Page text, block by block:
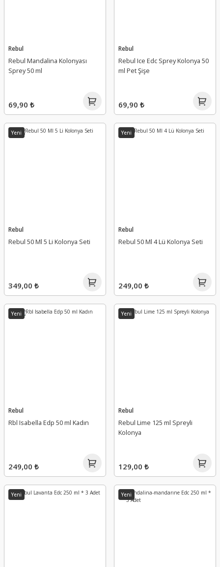
Rebul
Rebul Mandalina Kolonyası
Sprey 50 ml
69,90 ₺
Rebul
Rebul Ice Edc Sprey Kolonya 50
ml Pet Şişe
69,90 ₺
Yeni
Rebul
Rebul 50 Ml 5 Li Kolonya Seti
349,00 ₺
Yeni
Rebul
Rebul 50 Ml 4 Lü Kolonya Seti
249,00 ₺
Yeni
Rebul
Rbl Isabella Edp 50 ml Kadın
249,00 ₺
Yeni
Rebul
Rebul Lime 125 ml Spreyli
Kolonya
129,00 ₺
Yeni Yeni